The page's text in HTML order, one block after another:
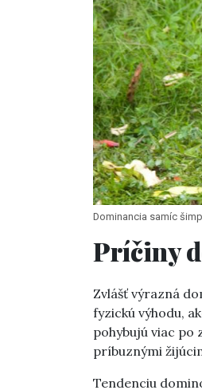
Dominancia samíc
Príčiny
Zvlášť výrazná
fyzickú výhodu,
pohybujú viac po
príbuznými
Tendenciu